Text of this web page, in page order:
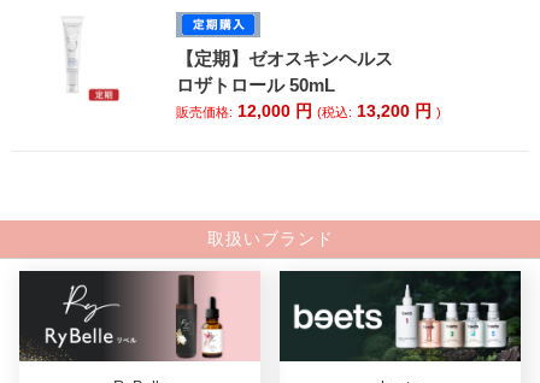
【定期】ゼオスキンヘルス
ロザトロール 50mL
販売価格: 12,000 円(税込: 13,200 円)
取扱いブランド